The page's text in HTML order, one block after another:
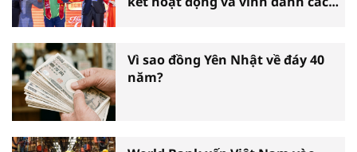
Vì sao đồng Yên Nhật về đáy 40
năm?